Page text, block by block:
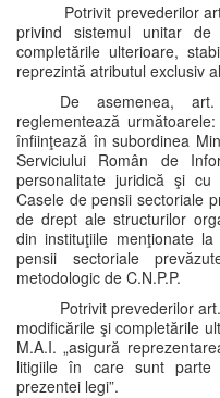
Potrivit prevederilor
privind sistemul unitar
completările ulterioare,
reprezintă atributul exclusiv
De asemenea,
reglementează
înfiinţează în subordinea
Serviciului Român de
personalitate juridică şi
Casele de pensii sectoriale
de drept ale structurilor
din instituţiile menţionate
pensii sectoriale
metodologic de C.N.P.P.
Potrivit prevederilor
modificările şi completările
M.A.I. „asigură
litigiile în care sunt parte
prezentei legi”.